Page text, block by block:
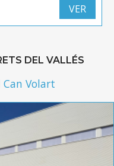
VER
DEL VALLÉS
Volart